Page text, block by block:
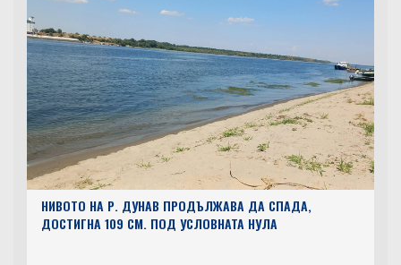
НИВОТО НА Р. ДУНАВ ПРОДЪЛЖАВА ДА СПАДА,
ДОСТИГНА 109 СМ. ПОД УСЛОВНАТА НУЛА